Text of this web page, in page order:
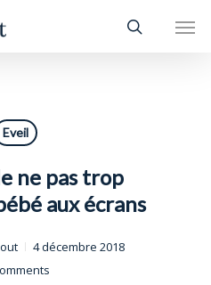
Eveil
ne pas trop
aux écrans
4 décembre 2018